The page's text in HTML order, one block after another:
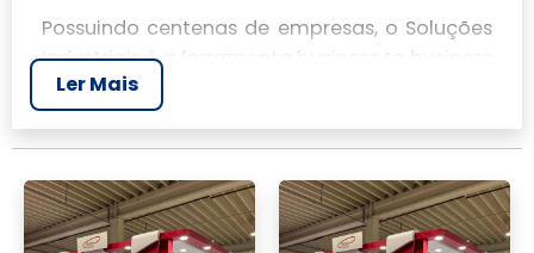
Possuindo centenas de empresas, o Soluções
Industriais é a ferramenta business to business
mais completo da área industrial. Para
realizar um orçamento de Aluguel de ar
condicionado para tendas, clique em um ou
mais dos anuciantes a seguir:
Ler Mais